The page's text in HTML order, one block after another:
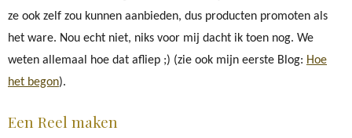
ze ook zelf zou kunnen aanbieden, dus producten promoten als
het ware. Nou echt niet, niks voor mij dacht ik toen nog. We
weten allemaal hoe dat afliep ;) (zie ook mijn eerste Blog: Hoe
het begon).
Een Reel maken